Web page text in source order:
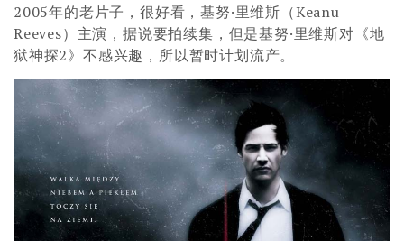
2005年的老片子，很好看，基努·里维斯（Keanu
Reeves）主演，据说要拍续集，但是基努·里维斯对《地
狱神探2》不感兴趣，所以暂时计划流产。